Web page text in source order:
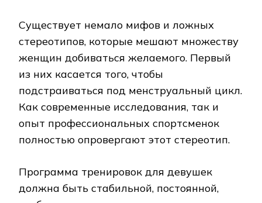
Существует немало мифов и ложных
стереотипов, которые мешают множеству
женщин добиваться желаемого. Первый
из них касается того, чтобы
подстраиваться под менструальный цикл.
Как современные исследования, так и
опыт профессиональных спортсменок
полностью опровергают этот стереотип.
Программа тренировок для девушек
должна быть стабильной, постоянной,